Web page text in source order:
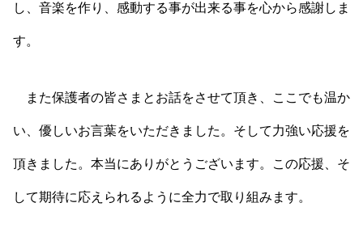
し、音楽を作り、感動する事が出来る事を心から感謝しま
す。
また保護者の皆さまとお話をさせて頂き、ここでも温か
い、優しいお言葉をいただきました。そして力強い応援を
頂きました。本当にありがとうございます。この応援、そ
して期待に応えられるように全力で取り組みます。